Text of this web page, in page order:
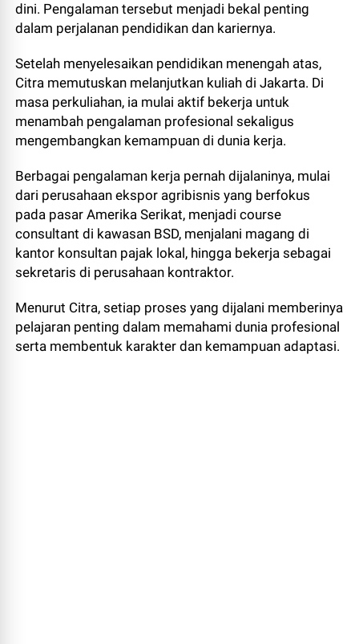
dini. Pengalaman tersebut menjadi bekal penting
dalam perjalanan pendidikan dan kariernya.
Setelah menyelesaikan pendidikan menengah atas,
Citra memutuskan melanjutkan kuliah di Jakarta. Di
masa perkuliahan, ia mulai aktif bekerja untuk
menambah pengalaman profesional sekaligus
mengembangkan kemampuan di dunia kerja.
Berbagai pengalaman kerja pernah dijalaninya, mulai
dari perusahaan ekspor agribisnis yang berfokus
pada pasar Amerika Serikat, menjadi course
consultant di kawasan BSD, menjalani magang di
kantor konsultan pajak lokal, hingga bekerja sebagai
sekretaris di perusahaan kontraktor.
Menurut Citra, setiap proses yang dijalani memberinya
pelajaran penting dalam memahami dunia profesional
serta membentuk karakter dan kemampuan adaptasi.